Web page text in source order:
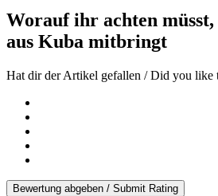
Worauf ihr achten
aus Kuba mitbringt
Hat dir der Artikel gefallen / Did you like
Bewertung abgeben / Submit Rating